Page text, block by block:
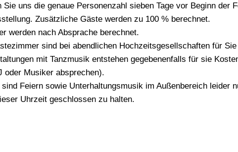
Sie uns die genaue Personenzahl sieben Tage vor Beginn
Zusätzliche Gäste werden zu 100 % berechnet.
werden nach Absprache berechnet.
sind bei abendlichen Hochzeitsgesellschaften für
mit Tanzmusik entstehen gegebenenfalls für sie
oder Musiker absprechen).
Feiern sowie Unterhaltungsmusik im Außenbereich leider
Uhrzeit geschlossen zu halten.